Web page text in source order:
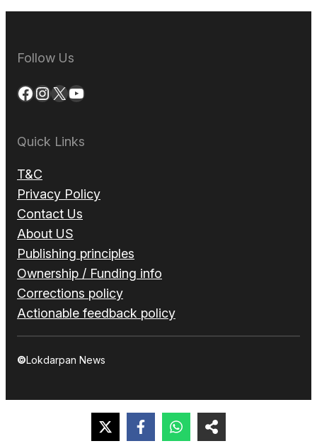
Follow Us
Facebook InstagramX YouTube
Quick Links
T&C
Privacy Policy
Contact Us
About US
Publishing principles
Ownership / Funding info
Corrections policy
Actionable feedback policy
©Lokdarpan News